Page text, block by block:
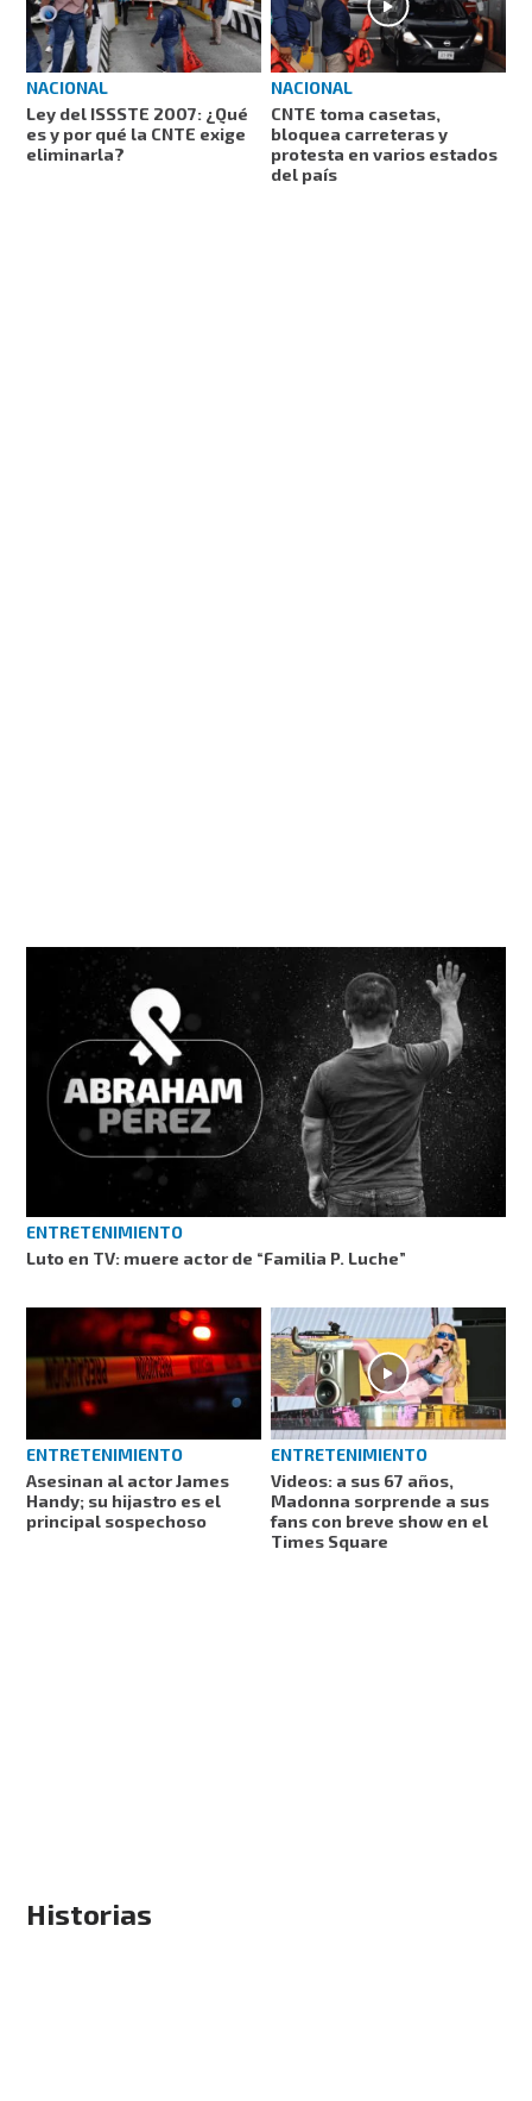
NACIONAL
Ley del ISSSTE 2007: ¿Qué
es y por qué la CNTE exige
eliminarla?
NACIONAL
CNTE toma casetas,
bloquea carreteras y
protesta en varios estados
del país
ENTRETENIMIENTO
Luto en TV: muere actor de “Familia P. Luche”
ENTRETENIMIENTO
Asesinan al actor James
Handy; su hijastro es el
principal sospechoso
ENTRETENIMIENTO
Videos: a sus 67 años,
Madonna sorprende a sus
fans con breve show en el
Times Square
Historias